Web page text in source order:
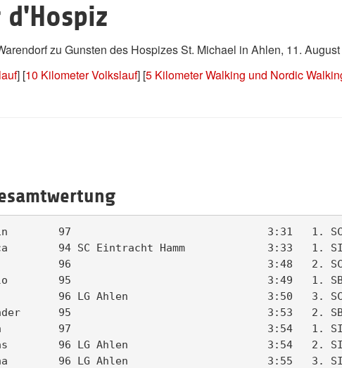
d'Hospiz
zu Gunsten des Hospizes St. Michael in Ahlen, 11.
] [10 Kilometer Volkslauf] [5 Kilometer Walking und Nordic
97                               3:31   1.
94 SC Eintracht Hamm             3:33   1.
96                               3:48   2.
95                               3:49   1.
96 LG Ahlen                      3:50   3.
95                               3:53   2.
97                               3:54   1.
96 LG Ahlen                      3:54   2.
96 LG Ahlen                      3:55   3.